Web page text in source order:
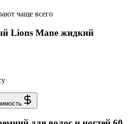
чаще всего
Lions Mane жидкий